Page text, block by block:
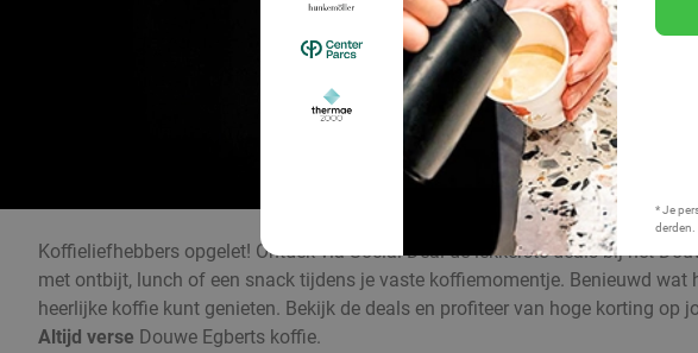
* Je
derden.
Koffieliefhebbers opgelet! Ontdek via Social Deal de lekkerste deals bij het
met ontbijt, lunch of een snack tijdens je vaste koffiemomentje. Benieuwd
heerlijke koffie kunt genieten. Bekijk de deals en profiteer van hoge korting op
Altijd verse Douwe Egberts koffie.